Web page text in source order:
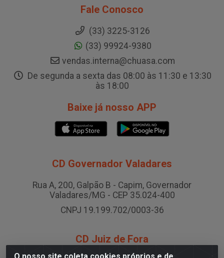
Fale Conosco
(33) 3225-3126
(33) 99924-9380
vendas.interna@chuasa.com
De segunda a sexta das 08:00 às 11:30 e 13:30
às 18:00
Baixe já nosso APP
CD Governador Valadares
Rua A, 200, Galpão B - Capim, Governador
Valadares/MG - CEP 35.024-400
CNPJ 19.199.702/0003-36
CD Juiz de Fora